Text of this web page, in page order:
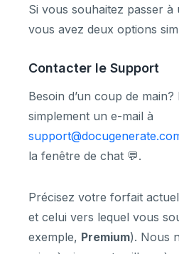
Si vous souhaitez passer
vous avez deux options
Contacter le Support
Besoin d’un coup de
simplement un e-mail à
la fenêtre de chat 💬.
Précisez votre forfait
et celui vers lequel vous
exemple, Premium). Nous